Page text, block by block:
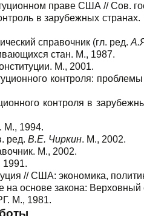
праве США // Сов.
в зарубежных
справочник (гл. ред.
стан. М., 1987.
М., 2001.
контроля: проблемы
контроля в
М., 1994.
ред. В.Е. Чиркин. М., 2002.
М., 2002.
1991.
// США: экономика,
на основе закона:
М., 1981.